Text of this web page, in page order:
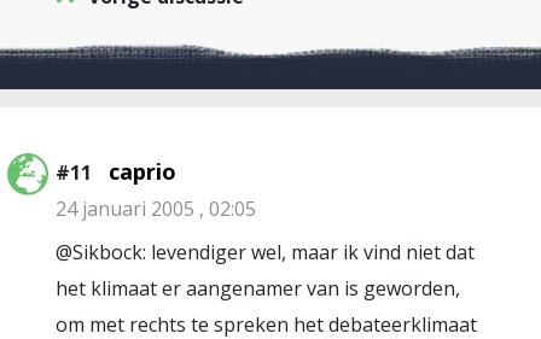
#11 caprio
24 januari 2005 , 02:05
@Sikbock: levendiger wel, maar ik vind niet dat
het klimaat er aangenamer van is geworden,
om met rechts te spreken het debateerklimaat